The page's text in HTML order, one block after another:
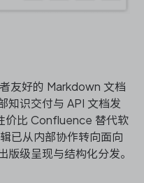
友好的 Markdown 文档
知识交付与 API 文档发
价比 Confluence 替代软
已从内部协作转向面向
版级呈现与结构化分发。